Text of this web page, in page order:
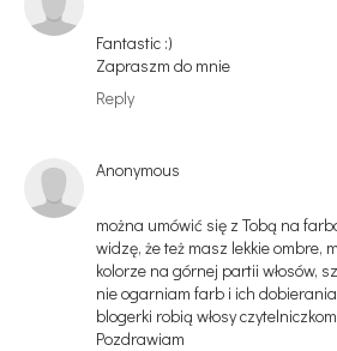
Fantastic :)
Zapraszm do mnie
Reply
Anonymous
można umówić się z Tobą na
widzę, że też masz lekkie ombre,
kolorze na górnej partii włosów,
nie ogarniam farb i ich
blogerki robią włosy
Pozdrawiam